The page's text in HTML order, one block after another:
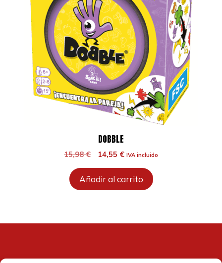
DOBBLE
15,98€
El
original
era:
14,55 €El
actual
es:
IVA incluido
Añadir al carrito